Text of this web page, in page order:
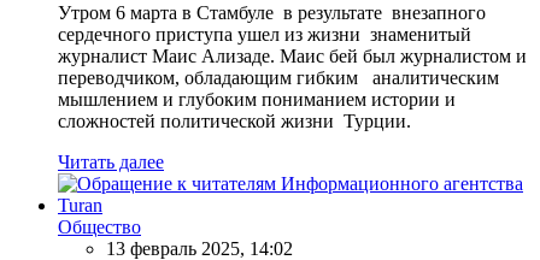
Утром 6 марта в Стамбуле в результате внезапного
сердечного приступа ушел из жизни знаменитый
журналист Маис Ализаде. Маис бей был журналистом и
переводчиком, обладающим гибким аналитическим
мышлением и глубоким пониманием истории и
сложностей политической жизни Турции.
Читать далее
Общество
13 февраль 2025, 14:02